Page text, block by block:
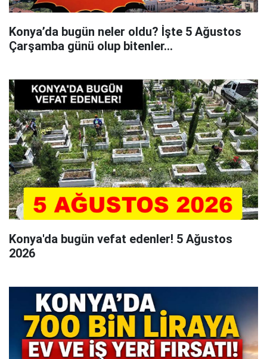
Konya’da bugün neler oldu? İşte 5 Ağustos
Çarşamba günü olup bitenler…
Konya'da bugün vefat edenler! 5 Ağustos
2026